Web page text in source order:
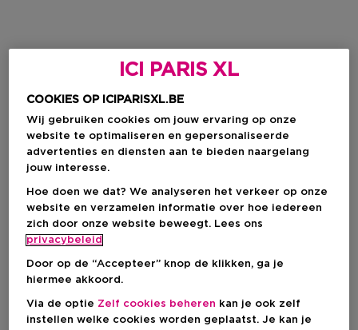
ICI PARIS XL
COOKIES OP ICIPARISXL.BE
Wij gebruiken cookies om jouw ervaring op onze
website te optimaliseren en gepersonaliseerde
advertenties en diensten aan te bieden naargelang
jouw interesse.
Hoe doen we dat? We analyseren het verkeer op onze
website en verzamelen informatie over hoe iedereen
zich door onze website beweegt. Lees ons
privacybeleid
Door op de “Accepteer” knop de klikken, ga je
hiermee akkoord.
Via de optie Zelf cookies beheren kan je ook zelf
instellen welke cookies worden geplaatst. Je kan je